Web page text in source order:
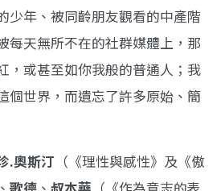
少年、被同齡朋友觀看的中產階
每天無所不在的社群媒體上，那
，或甚至如你我般的普通人；我
個世界，而遺忘了許多原始、簡
.奧斯汀 （《理性與感性》及《傲